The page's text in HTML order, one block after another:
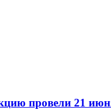
провели 21 июня